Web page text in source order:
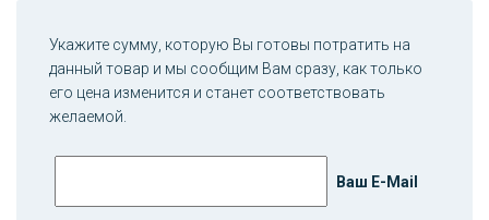
Укажите сумму, которую Вы готовы потратить на
данный товар и мы сообщим Вам сразу, как только
его цена изменится и станет соответствовать
желаемой.
Ваш E-Mail